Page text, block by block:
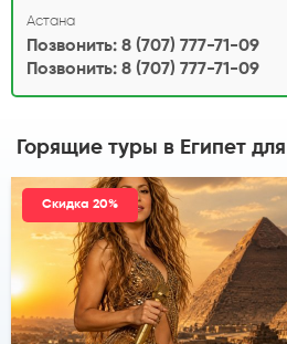
Астана
Позвонить: 8 (707) 777-71-09
Позвонить: 8 (707) 777-71-09
Горящие туры в Египет
Скидка 20%